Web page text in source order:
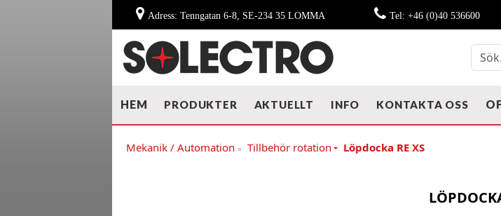
Adress: Tenngatan 6-8, SE-234 35 LOMMA Tel: +46 (0)40 536600
HEM PRODUKTER AKTUELLT INFO KONTAKTA OSS
Mekanik / Automation » Tillbehör rotation Löpdocka RE XS